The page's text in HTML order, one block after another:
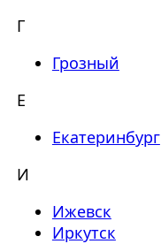
Г
Грозный
Е
Екатеринбург
И
Ижевск
Иркутск